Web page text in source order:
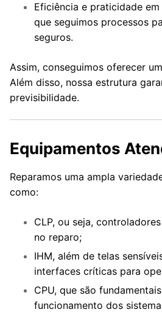
Eficiência e praticidade
que seguimos processos
seguros.
Assim, conseguimos oferecer
Além disso, nossa estrutura
previsibilidade.
Equipamentos
Reparamos uma ampla
como:
CLP, ou seja,
no reparo;
IHM, além de telas
interfaces críticas para
CPU, que são
funcionamento dos